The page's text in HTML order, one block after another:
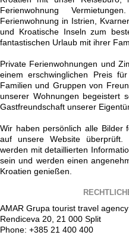
Ferienwohnung
Ferienwohnung in Istrien,
und Kroatische Inseln zum
fantastischen Urlaub mit ihrer
Private Ferienwohnungen und
einem erschwinglichen Preis
Familien und Gruppen von
unserer Wohnungen begeistert
Gastfreundschaft unserer
Wir haben persönlich alle Bilder
auf unsere Website überprüft.
werden mit detaillierten
sein und werden einen
Kroatien genießen.
AMAR Grupa tourist travel
Rendiceva 20, 21 000 Split
Phone: +385 21 400 400